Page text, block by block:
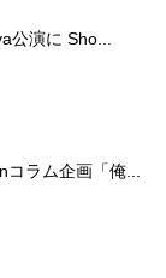
公演に Sho...
ラム企画「俺...